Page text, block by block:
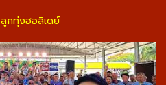
กทุ่งฮอลิเดย์